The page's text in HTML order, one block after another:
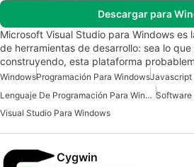
Descargar para
Microsoft Visual Studio para Windows es
de herramientas de desarrollo: sea lo
construyendo, esta plataforma
WindowsProgramación Para WindowsJavascript
Lenguaje De Programación Para Windows 7
Visual Studio Para Windows
Cygwin